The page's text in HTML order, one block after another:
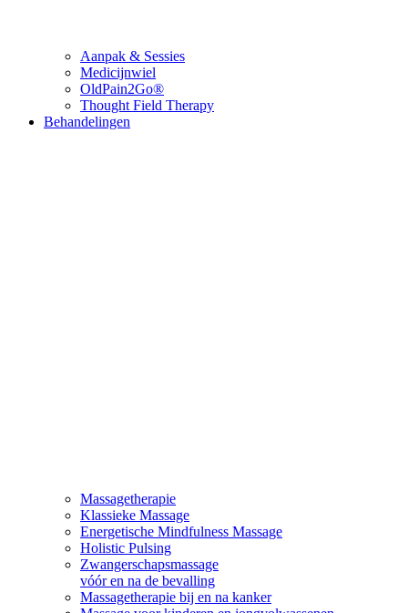
Aanpak & Sessies
Medicijnwiel
OldPain2Go®
Thought Field Therapy
Behandelingen
Massagetherapie
Klassieke Massage
Energetische Mindfulness Massage
Holistic Pulsing
Zwangerschapsmassage
vóór en na de bevalling
Massagetherapie bij en na kanker